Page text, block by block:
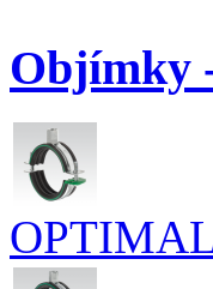
Objímky